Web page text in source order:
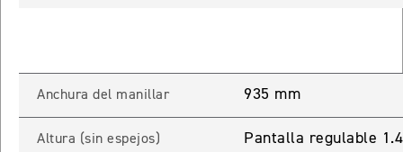
NEWTIGER SPORT 660
Anchura del manillar 935 mm
Altura (sin espejos) Pantalla regulable